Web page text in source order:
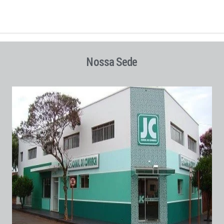
Nossa Sede